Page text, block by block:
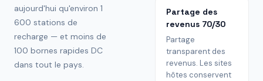
aujourd'hui qu'environ 1
600 stations de
recharge — et moins de
100 bornes rapides DC
dans tout le pays.
Partage des
revenus 70/30
Partage
transparent des
revenus. Les sites
hôtes conservent